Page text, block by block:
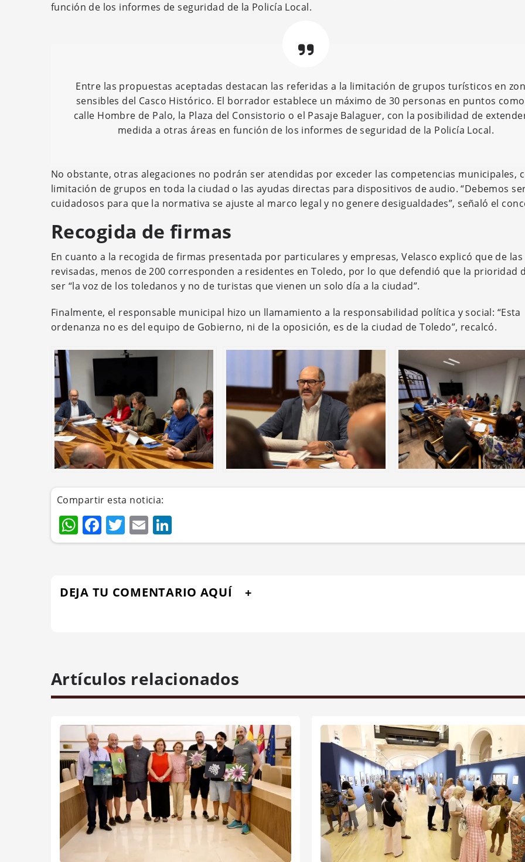
función de los informes de seguridad de la Policía Local.
Entre las propuestas aceptadas destacan las referidas a la limitación de grupos turísticos en
sensibles del Casco Histórico. El borrador establece un máximo de 30 personas en puntos
calle Hombre de Palo, la Plaza del Consistorio o el Pasaje Balaguer, con la posibilidad de
medida a otras áreas en función de los informes de seguridad de la Policía Local.
No obstante, otras alegaciones no podrán ser atendidas por exceder las competencias municipales,
limitación de grupos en toda la ciudad o las ayudas directas para dispositivos de audio. “Debemos
cuidadosos para que la normativa se ajuste al marco legal y no genere desigualdades”, señaló el
Recogida de firmas
En cuanto a la recogida de firmas presentada por particulares y empresas, Velasco explicó que de las
revisadas, menos de 200 corresponden a residentes en Toledo, por lo que defendió que la prioridad
ser “la voz de los toledanos y no de turistas que vienen un solo día a la ciudad”.
Finalmente, el responsable municipal hizo un llamamiento a la responsabilidad política y social: “Esta
ordenanza no es del equipo de Gobierno, ni de la oposición, es de la ciudad de Toledo”, recalcó.
Compartir esta noticia:
WhatsApp
Facebook
Twitter
Email
DEJA TU COMENTARIO AQUÍ
Artículos relacionados